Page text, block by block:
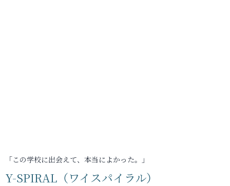
「この学校に出会えて、本当によかった。」
Y-SPIRAL（ワイスパイラル）